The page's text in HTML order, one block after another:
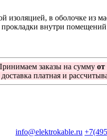
в оболочке из
внутри помещений
заказы на сумму от
платная и
info@elektrokable.ru